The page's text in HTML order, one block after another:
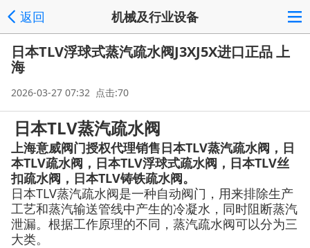
返回 机械及行业设备
日本TLV浮球式蒸汽疏水阀J3XJ5X进口正品 上
海
2026-03-27 07:32 点击:70
日本TLV蒸汽疏水阀
上海意威阀门授权代理销售日本TLV蒸汽疏水阀，日
本TLV疏水阀，日本TLV浮球式疏水阀，日本TLV丝
扣疏水阀，日本TLV铸铁疏水阀。
日本TLV蒸汽疏水阀是一种自动阀门，用来排除生产
工艺和蒸汽输送管线中产生的冷凝水，同时阻断蒸汽
泄漏。根据工作原理的不同，蒸汽疏水阀可以分为三
大类。